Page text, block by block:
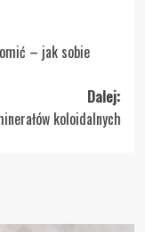
– jak sobie
Dalej:
koloidalnych